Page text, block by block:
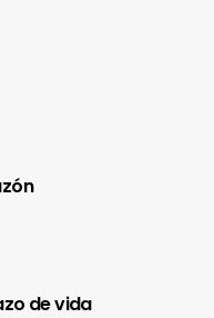
de vida